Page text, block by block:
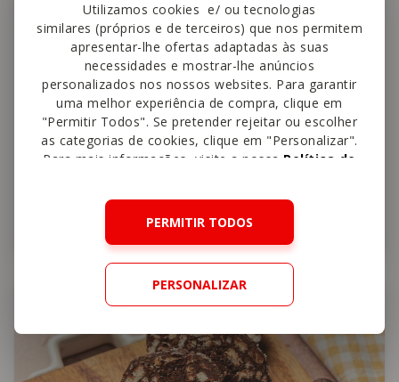
Utilizamos cookies e/ ou tecnologias
similares (próprios e de terceiros) que nos permitem
apresentar-lhe ofertas adaptadas às suas
necessidades e mostrar-lhe anúncios
personalizados nos nossos websites. Para garantir
uma melhor experiência de compra, clique em
"Permitir Todos". Se pretender rejeitar ou escolher
as categorias de cookies, clique em "Personalizar".
Para mais informações, visite a nossa Política de
PERMITIR TODOS
PERSONALIZAR
The Healthy Sins
Sobremesa